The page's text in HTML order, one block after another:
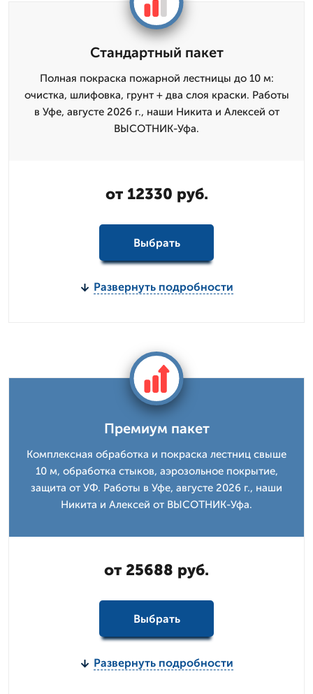
Стандартный пакет
Полная покраска пожарной лестницы до 10 м:
очистка, шлифовка, грунт + два слоя краски. Работы
в Уфе, августе 2026 г., наши Никита и Алексей от
ВЫСОТНИК-Уфа.
от 12330 руб.
Выбрать
Развернуть подробности
Премиум пакет
Комплексная обработка и покраска лестниц свыше
10 м, обработка стыков, аэрозольное покрытие,
защита от УФ. Работы в Уфе, августе 2026 г., наши
Никита и Алексей от ВЫСОТНИК-Уфа.
от 25688 руб.
Выбрать
Развернуть подробности